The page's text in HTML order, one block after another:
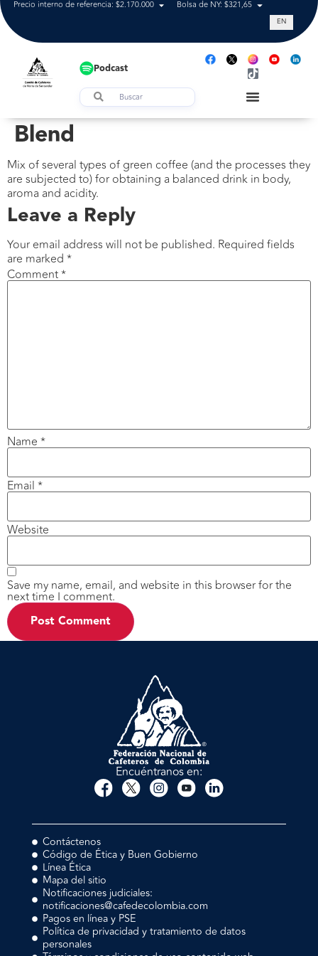
Precio interno de referencia: $2.170.000 Bolsa de NY: $321,65 Tasa de
EN
Podcast
Blend
Mix of several types of green coffee (and the processes they
are subjected to) for obtaining a balanced drink in body,
aroma and acidity.
Leave a Reply
Your email address will not be published. Required fields
are marked *
Comment*
Name *
Email *
Website
Save my name, email, and website in this browser for the
next time I comment.
Encuéntranos en:
Contáctenos
Código de Ética y Buen Gobierno
Línea Ética
Mapa del sitio
Notificaciones judiciales:
notificaciones@cafedecolombia.com
Pagos en línea y PSE
Política de privacidad y tratamiento de datos
personales